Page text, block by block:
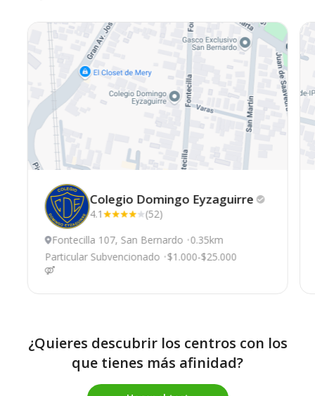
Colegio Domingo Eyzaguirre
4.1
(52)
Fontecilla 107, San Bernardo 0.35km
Particular Subvencionado $1.000-$25.000
¿Quieres descubrir los centros con los
que tienes más afinidad?